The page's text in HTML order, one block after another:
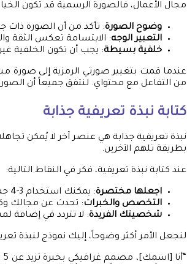
مجال الأعمال، فالصورة الرسمية قد تكون
وضوح الصورة: تأكد من أن الصورة ذات
التعبير الوجه: الابتسامة تعكس الثقة
خلفية بسيطة: يجب أن تكون الخلفية
عندما قمت بتغيير صورتي الرمزية إلى صورة
من التفاعل مع محتواي. لنتفق جميعاً أن الصورة
كتابة نبذة تعريفية جذابة
نبذة تعريفية جذابة هي عنصر آخر لا يُمكن
بطريقة تلهم الآخرين.
عند كتابة نبذة تعريفية، فكر في النقاط التالية:
اجعلها مختصرة: يمكنك استخدام 3-4 جمل فقط، ولكن يجب أن تكون معبرة.
التخصص والخبرات: تحدث عن مجالك
شخصيتك الفريدة: لا تتردد في إضافة
لنجعل الأمر أكثر وضوحاً، إليك نموذج لنبذة